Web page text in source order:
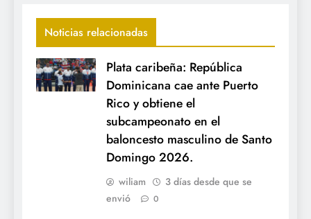
Noticias relacionadas
Plata caribeña: República
Dominicana cae ante Puerto
Rico y obtiene el
subcampeonato en el
baloncesto masculino de Santo
Domingo 2026.
wiliam
3 días desde que se
envió
0